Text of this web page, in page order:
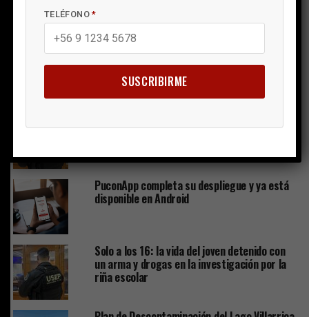
Luego de la nevada viene el viento: el
invierno no da tregua en Pucón
PuconApp completa su despliegue y ya está
disponible en Android
Solo a los 16: la vida del joven detenido con
un arma y drogas en la investigación por la
riña escolar
TELÉFONO*
SUSCRIBIRME